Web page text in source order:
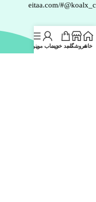
eitaa.com/
خانهفروشگاهسبد خریدحساب منمنو